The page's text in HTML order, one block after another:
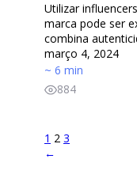
Utilizar
marca pode ser
combina
março 4, 2024
~ 6 min
884
1 2 3
→